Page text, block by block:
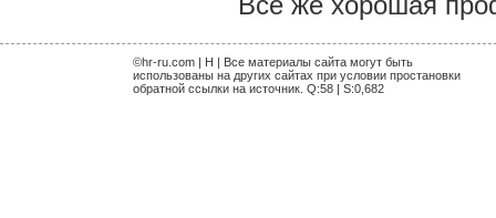
©hr-ru.com | H | Все материалы сайта могут быть
использованы на других сайтах при условии простановки
обратной ссылки на источник. Q:58 | S:0,682